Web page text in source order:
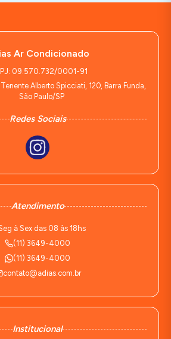
Ar Condicionado
09.570.732/0001-91
Alberto Spicciati, 120, Barra Funda,
São Paulo/SP
Redes Sociais
Atendimento
à Sex das 08 às 18hs
(11) 3649-4000
(11) 3649-4000
contato@adias.com.br
Institucional